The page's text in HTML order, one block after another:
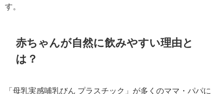
す。
赤ちゃんが自然に飲みやすい理由と
は？
「母乳実感哺乳びん プラスチック」が多くのママ・パパに